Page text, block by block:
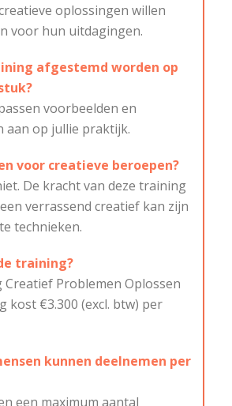
oplossingen willen
voor hun uitdagingen.
afgestemd worden op
voorbeelden en
aan op jullie praktijk.
voor creatieve beroepen?
De kracht van deze training
verrassend creatief kan zijn
technieken.
training?
Creatief Problemen Oplossen
kost €3.300 (excl. btw) per
kunnen deelnemen per
een maximum aantal